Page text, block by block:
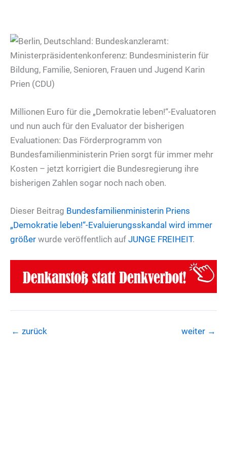
Millionen Euro für die „Demokratie leben!“-Evaluatoren
und nun auch für den Evaluator der bisherigen
Evaluationen: Das Förderprogramm von
Bundesfamilienministerin Prien sorgt für immer mehr
Kosten – jetzt korrigiert die Bundesregierung ihre
bisherigen Zahlen sogar noch nach oben.
Dieser Beitrag Bundesfamilienministerin Priens
„Demokratie leben!“-Evaluierungsskandal wird immer
größer wurde veröffentlich auf JUNGE FREIHEIT.
← zurück weiter →